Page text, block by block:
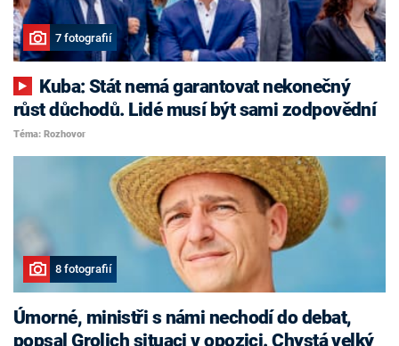
7 fotografií
růst důchodů. Lidé musí být sami zodpovědní
Téma: Rozhovor
8 fotografií
Úmorné, ministři s námi nechodí do debat,
popsal Grolich situaci v opozici. Chystá velký